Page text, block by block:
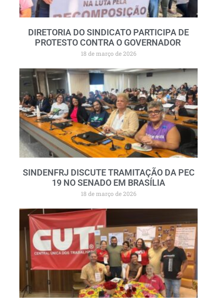
DIRETORIA DO SINDICATO PARTICIPA DE
PROTESTO CONTRA O GOVERNADOR
18 de março de 2026
SINDENFRJ DISCUTE TRAMITAÇÃO DA PEC
19 NO SENADO EM BRASÍLIA
18 de março de 2026